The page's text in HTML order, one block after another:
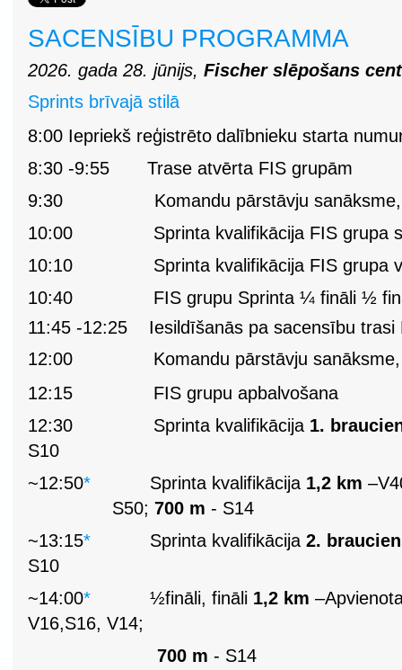
SACENSĪBU PROGRAMMA
2026. gada 28. jūnijs, Fischer slēpošans
Sprints brīvajā stilā
8:00 Iepriekš reģistrēto dalībnieku starta
8:30 -9:55
Trase atvērta FIS grupām
9:30
Komandu pārstāvju
10:00
Sprinta kvalifikācija FIS grupa
10:10
Sprinta kvalifikācija FIS grupa
10:40
FIS grupu Sprinta ¼ fināli ½
11:45 -12:25
Iesildīšanās pa sacensību trasi
12:00
Komandu pārstāvju
12:15
FIS grupu apbalvošana
12:30
Sprinta kvalifikācija 1.
S10
~12:50* Sprinta kvalifikācija 1,2 km
S50;700 m - S14
~13:15* Sprinta kvalifikācija 2.
S10
~14:00* ½fināli, fināli 1,2 km
V16,S16, V14;
700 m - S14